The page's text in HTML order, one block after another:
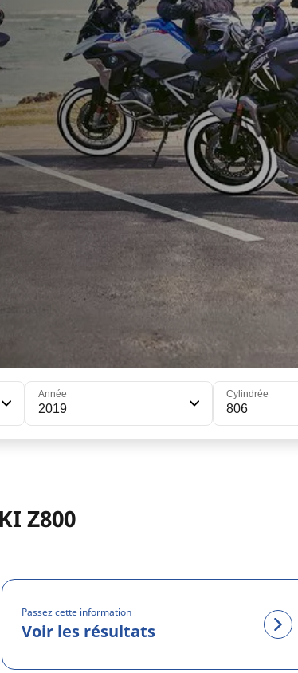
Année
2019
Cylindrée
806
Z800
Passez cette information
Voir les résultats